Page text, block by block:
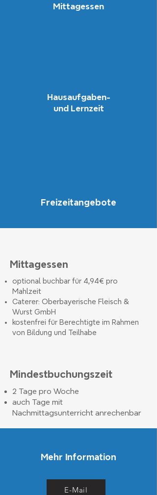
Mittagessen
Hausaufgaben-
und Lernzeit
Freizeitangebote
Mittagessen
optional buchbar für 4,94€ pro
Mahlzeit
Caterer: Oberbayerische Fleisch &
Wurst GmbH
kostenfrei für Berechtigte im Rahmen
von Bildung und Teilhabe
Mindestbuchungszeit
2 Tage pro Woche
auch Tage mit
Nachmittagsunterricht anrechenbar
Mehr Information
E-Mail